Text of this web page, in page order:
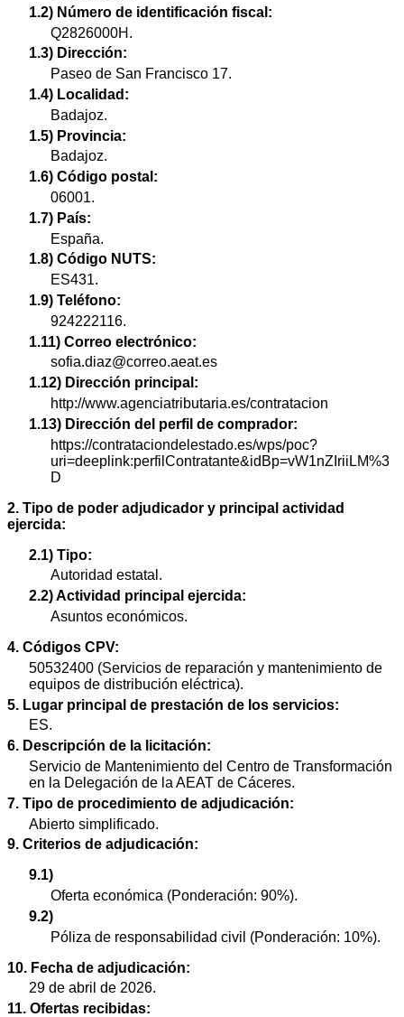
1.2) Número de identificación fiscal:
Q2826000H.
1.3) Dirección:
Paseo de San Francisco 17.
1.4) Localidad:
Badajoz.
1.5) Provincia:
Badajoz.
1.6) Código postal:
06001.
1.7) País:
España.
1.8) Código NUTS:
ES431.
1.9) Teléfono:
924222116.
1.11) Correo electrónico:
sofia.diaz@correo.aeat.es
1.12) Dirección principal:
http://www.agenciatributaria.es/contratacion
1.13) Dirección del perfil de comprador:
https://contrataciondelestado.es/wps/poc?
uri=deeplink:perfilContratante&idBp=vW1nZIriiLM%3
D
2. Tipo de poder adjudicador y principal actividad
ejercida:
2.1) Tipo:
Autoridad estatal.
2.2) Actividad principal ejercida:
Asuntos económicos.
4. Códigos CPV:
50532400 (Servicios de reparación y mantenimiento de
equipos de distribución eléctrica).
5. Lugar principal de prestación de los servicios:
ES.
6. Descripción de la licitación:
Servicio de Mantenimiento del Centro de Transformación
en la Delegación de la AEAT de Cáceres.
7. Tipo de procedimiento de adjudicación:
Abierto simplificado.
9. Criterios de adjudicación:
9.1)
Oferta económica (Ponderación: 90%).
9.2)
Póliza de responsabilidad civil (Ponderación: 10%).
10. Fecha de adjudicación:
29 de abril de 2026.
11. Ofertas recibidas: